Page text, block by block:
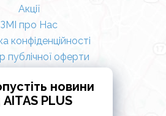
Акції
ЗМІ про Нас
конфіденційності
публічної оферти
новини
AITAS PLUS